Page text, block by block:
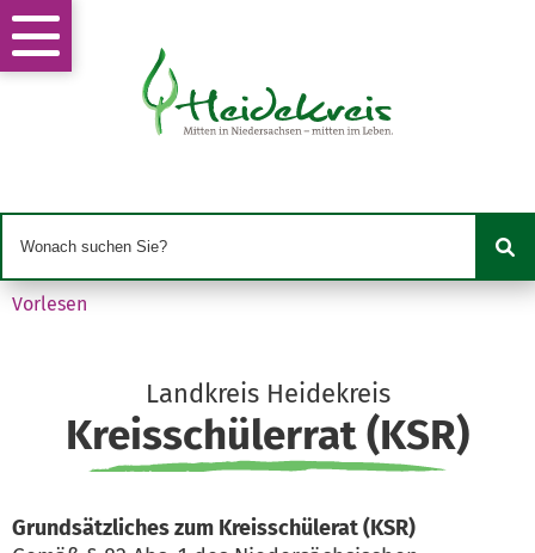
Vorlesen
Landkreis Heidekreis
Kreisschülerrat (KSR)
Grundsätzliches zum Kreisschülerat (KSR)